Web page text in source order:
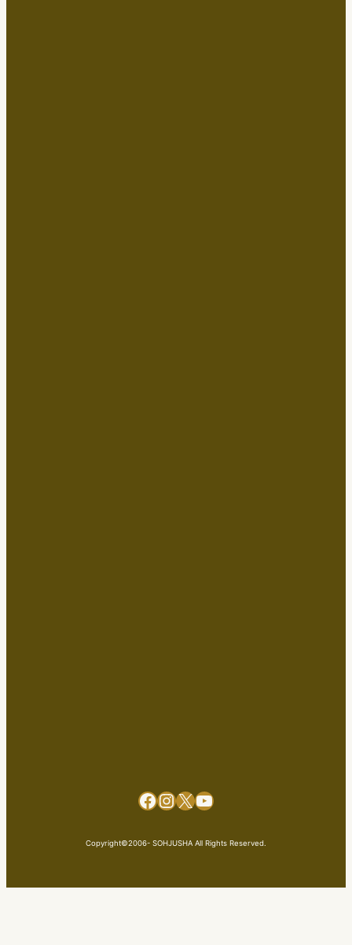
Facebook
Instagram
X YouTube
Copyright©2006- SOHJUSHA All Rights Reserved.